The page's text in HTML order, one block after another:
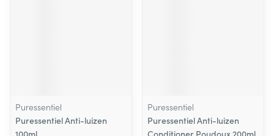
Puressentiel
Puressentiel Anti-luizen
100ml
Puressentiel
Puressentiel Anti-luizen
Conditioner Poudoux 200ml